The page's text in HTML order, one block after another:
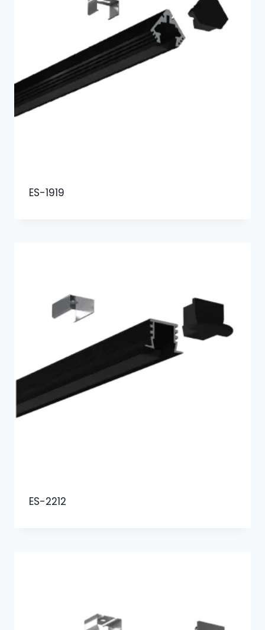
ES-1919
ES-2212